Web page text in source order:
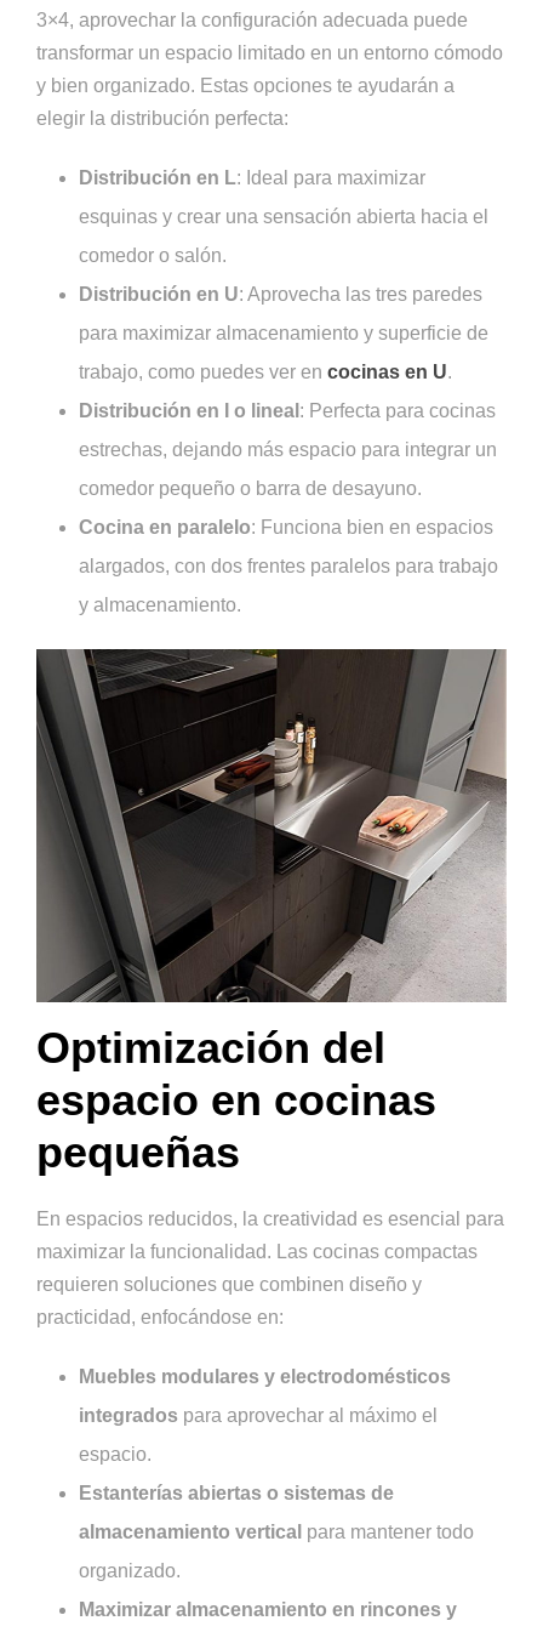
3×4, aprovechar la configuración adecuada puede
transformar un espacio limitado en un entorno cómodo
y bien organizado. Estas opciones te ayudarán a
elegir la distribución perfecta:
Distribución en L: Ideal para maximizar
esquinas y crear una sensación abierta hacia el
comedor o salón.
Distribución en U: Aprovecha las tres paredes
para maximizar almacenamiento y superficie de
trabajo, como puedes ver en cocinas en U.
Distribución en I o lineal : Perfecta para cocinas
estrechas, dejando más espacio para integrar un
comedor pequeño o barra de desayuno.
Cocina en paralelo: Funciona bien en espacios
alargados, con dos frentes paralelos para trabajo
y almacenamiento.
Optimización del
espacio en cocinas
pequeñas
En espacios reducidos, la creatividad es esencial para
maximizar la funcionalidad. Las cocinas compactas
requieren soluciones que combinen diseño y
practicidad, enfocándose en:
Muebles modulares y electrodomésticos
integrados para aprovechar al máximo el
espacio.
Estanterías abiertas o sistemas de
almacenamiento vertical para mantener todo
organizado.
Maximizar almacenamiento en rincones y